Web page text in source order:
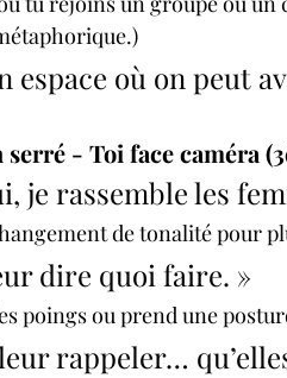
espace où on peut
- Toi face caméra
je rassemble les
de tonalité pour
dire quoi faire. »
poings ou prend une
rappeler…